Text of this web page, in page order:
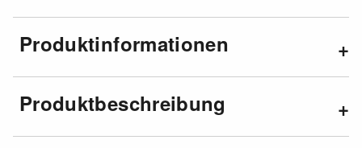
Produktinformationen
Produktbeschreibung